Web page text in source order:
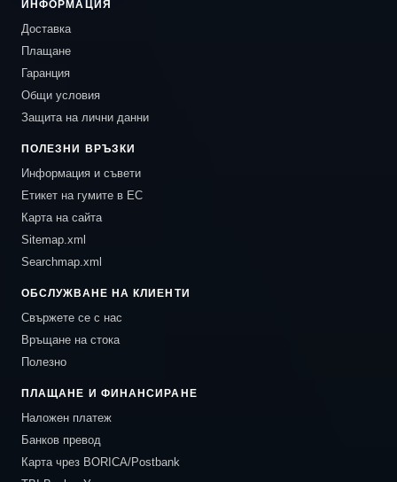
ИНФОРМАЦИЯ
Доставка
Плащане
Гаранция
Общи условия
Защита на лични данни
ПОЛЕЗНИ ВРЪЗКИ
Информация и съвети
Етикет на гумите в ЕС
Карта на сайта
Sitemap.xml
Searchmap.xml
ОБСЛУЖВАНЕ НА КЛИЕНТИ
Свържете се с нас
Връщане на стока
Полезно
ПЛАЩАНЕ И ФИНАНСИРАНЕ
Наложен платеж
Банков превод
Карта чрез BORICA/Postbank